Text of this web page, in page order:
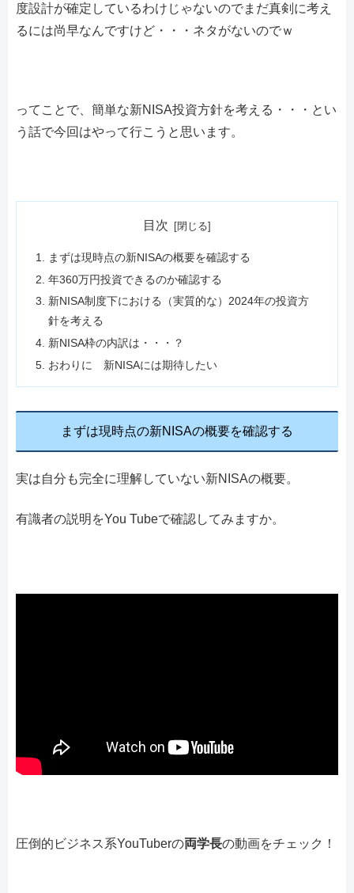
度設計が確定しているわけじゃないのでまだ真剣に考え
るには尚早なんですけど・・・ネタがないのでｗ
ってことで、簡単な新NISA投資方針を考える・・・とい
う話で今回はやって行こうと思います。
目次
まずは現時点の新NISAの概要を確認する
年360万円投資できるのか確認する
新NISA制度下における（実質的な）2024年の投資方
針を考える
新NISA枠の内訳は・・・？
おわりに 新NISAには期待したい
まずは現時点の新NISAの概要を確認する
実は自分も完全に理解していない新NISAの概要。
有識者の説明をYou Tubeで確認してみますか。
圧倒的ビジネス系YouTuberの両学長の動画をチェック！